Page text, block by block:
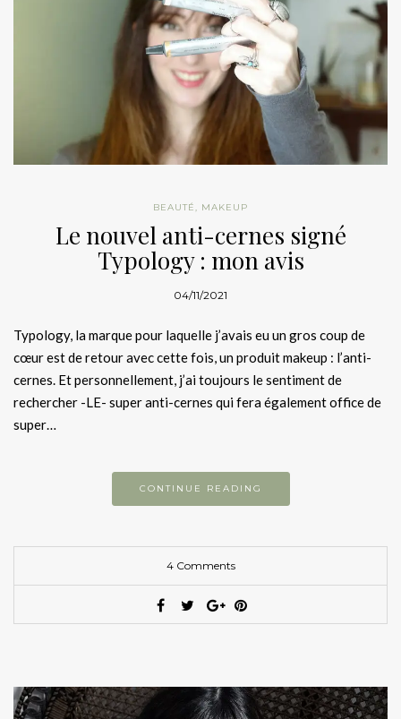
BEAUTÉ, MAKEUP
Le nouvel anti-cernes signé
Typology : mon avis
04/11/2021
Typology, la marque pour laquelle j’avais eu un gros coup de
cœur est de retour avec cette fois, un produit makeup : l’anti-
cernes. Et personnellement, j’ai toujours le sentiment de
rechercher -LE- super anti-cernes qui fera également office de
super…
CONTINUE READING
4 Comments